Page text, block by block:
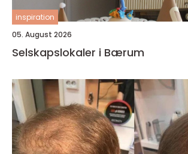
inspiration
05. August 2026
Selskapslokaler i Bærum